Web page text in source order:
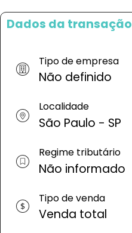
Dados da transação
Tipo de empresa
Não definido
Localidade
São Paulo - SP
Regime tributário
Não informado
Tipo de venda
Venda total